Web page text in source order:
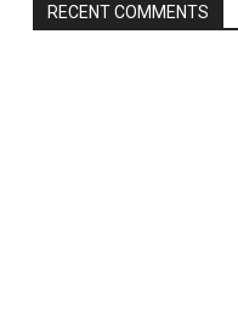
RECENT COMMENTS